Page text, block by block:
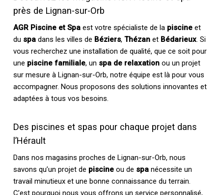
près de Lignan-sur-Orb
AGR Piscine et Spaest votre spécialiste de la piscineet
du spadans les villes de Béziers, Thézanet Bédarieux. Si
vous recherchez une installation de qualité, que ce soit pour
une piscine familiale, un spa de relaxationou un projet
sur mesure à Lignan-sur-Orb, notre équipe est là pour vous
accompagner. Nous proposons des solutions innovantes et
adaptées à tous vos besoins.
Des piscines et spas pour chaque projet dans
l’Hérault
Dans nos magasins proches de Lignan-sur-Orb, nous
savons qu’un projet de piscineou de spanécessite un
travail minutieux et une bonne connaissance du terrain.
C’est pourquoi nous vous offrons un service personnalisé,